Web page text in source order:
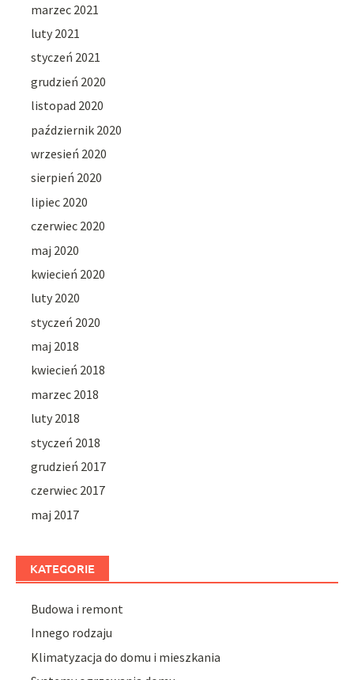
marzec 2021
luty 2021
styczeń 2021
grudzień 2020
listopad 2020
październik 2020
wrzesień 2020
sierpień 2020
lipiec 2020
czerwiec 2020
maj 2020
kwiecień 2020
luty 2020
styczeń 2020
maj 2018
kwiecień 2018
marzec 2018
luty 2018
styczeń 2018
grudzień 2017
czerwiec 2017
maj 2017
KATEGORIE
Budowa i remont
Innego rodzaju
Klimatyzacja do domu i mieszkania